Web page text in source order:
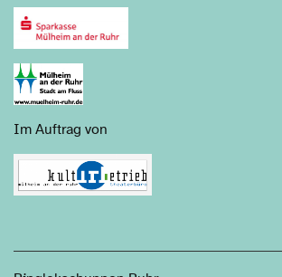
Im Auftrag von